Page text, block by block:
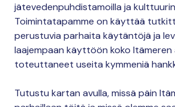
jätevedenpuhdistamoilla ja
Toimintatapamme on käyttää
perustuvia parhaita käytäntöjä ja
laajempaan käyttöön koko Itämeren
toteuttaneet useita kymmeniä
Tutustu kartan avulla, missä päin